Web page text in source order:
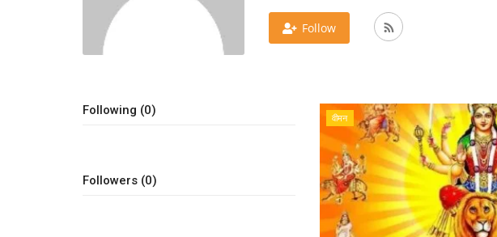
Follow
Following (0)
Followers (0)
वीमन